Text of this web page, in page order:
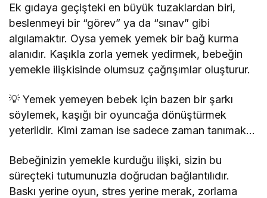
Ek gıdaya geçişteki en büyük tuzaklardan biri,
beslenmeyi bir “görev” ya da “sınav” gibi
algılamaktır. Oysa yemek yemek bir bağ kurma
alanıdır. Kaşıkla zorla yemek yedirmek, bebeğin
yemekle ilişkisinde olumsuz çağrışımlar oluşturur.
💡 Yemek yemeyen bebek için bazen bir şarkı
söylemek, kaşığı bir oyuncağa dönüştürmek
yeterlidir. Kimi zaman ise sadece zaman tanımak…
Bebeğinizin yemekle kurduğu ilişki, sizin bu
süreçteki tutumunuzla doğrudan bağlantılıdır.
Baskı yerine oyun, stres yerine merak, zorlama